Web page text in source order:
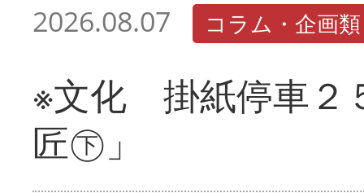
2026.08.07 コラム・企画類
※文化 掛紙停車２
匠㊦」